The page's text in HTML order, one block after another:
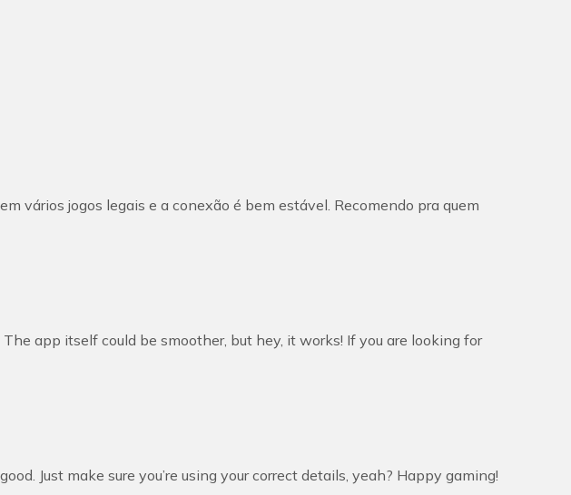
vários jogos legais e a conexão é bem estável. Recomendo pra quem
app itself could be smoother, but hey, it works! If you are looking for
Just make sure you’re using your correct details, yeah? Happy gaming!